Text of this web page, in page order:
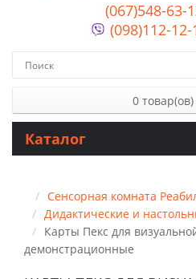
(067)548-63-
(098)112-12-
0
Каталог
Сенсорная комната
Дидактические и
Карты Пекс для
демонстрационные